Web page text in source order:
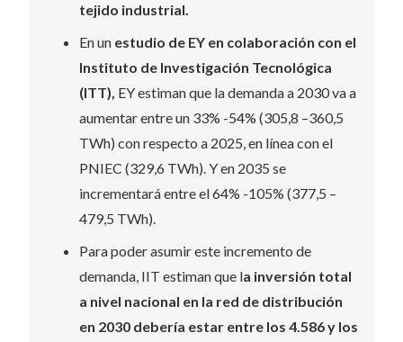
tejido industrial.
En un estudio de EY en colaboración con el
Instituto de Investigación Tecnológica
(ITT), EY estiman que la demanda a 2030 va a
aumentar entre un 33% -54% (305,8 –360,5
TWh) con respecto a 2025, en línea con el
PNIEC (329,6 TWh). Y en 2035 se
incrementará entre el 64% -105% (377,5 –
479,5 TWh).
Para poder asumir este incremento de
demanda, IIT estiman que la inversión total
a nivel nacional en la red de distribución
en 2030 debería estar entre los 4.586 y los